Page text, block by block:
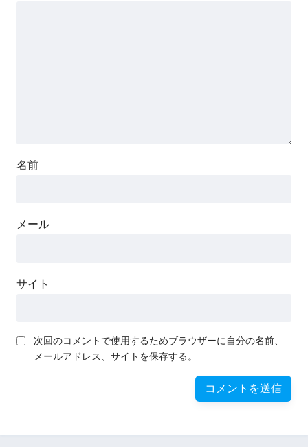
名前
メール
サイト
次回のコメントで使用するためブラウザーに自分の名前、
メールアドレス、サイトを保存する。